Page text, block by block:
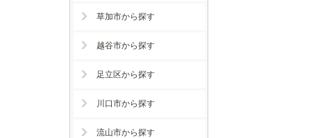
草加市から探す
越谷市から探す
足立区から探す
川口市から探す
流山市から探す